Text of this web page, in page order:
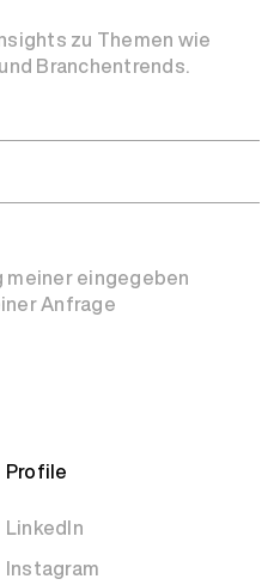
Profile
LinkedIn
Instagram
zu Themen wie
Branchentrends.
meiner eingegeben
Anfrage